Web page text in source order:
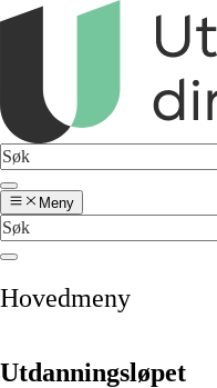
Meny
Hovedmeny
Utdanningsløpet